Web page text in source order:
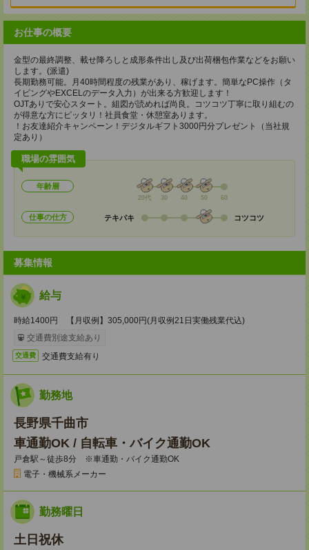
お仕事の概要
金型の最終調整、載せ降ろしと成形条件出し及び出荷梱包作業などをお願い
します。(派遣)
長期勤務可能。月40時間程度の残業があり、稼げます。簡単なPC操作（タ
イピングやEXCELのデータ入力）が出来る方歓迎します！
OJTありで安心スタート。組図が読めれば尚良。コツコツ丁寧に取り組むの
が得意な方にピッタリ！社員食堂・休憩室あります。
！お友達紹介キャンペーン！デジタルギフト3000円分プレゼント（当社規
定あり）
職場の雰囲気
年齢層
20代 30 40 50 60
仕事の仕方 テキパキ コツコツ
募集情報
給与
時給1400円 【月収例】305,000円(月収例21日実働残業代込)
交通費別途支給あり
交通費 交通費支給有り
勤務地
長野県千曲市
車通勤OK / 自転車・バイク通勤OK
戸倉駅～徒歩8分 ※車通勤・バイク通勤OK
電子・機械系メーカー
勤務曜日
土日祝休